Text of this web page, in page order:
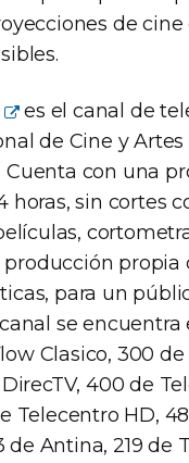
de cine
es el canal de
de Cine y Artes
Cuenta con una
horas, sin cortes
propia
para un
se encuentra
Clasico, 300
400 de
Telecentro HD,
de Antina, 219 de